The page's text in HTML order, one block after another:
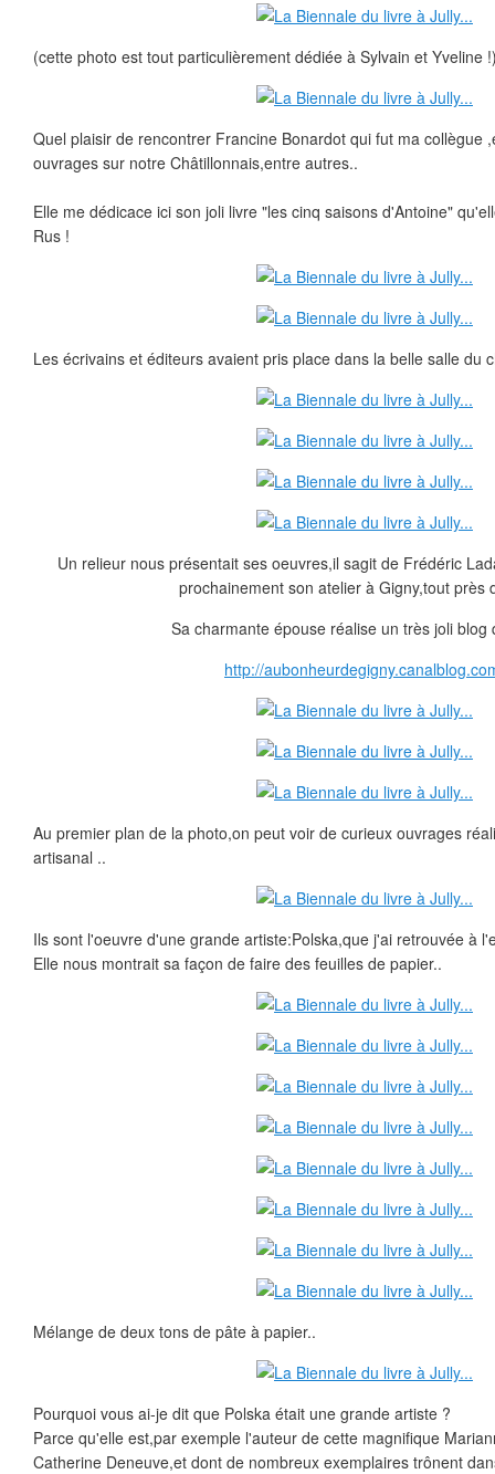
(cette photo est tout particulièrement dédiée à Sylvain et Yveline
Quel plaisir de rencontrer Francine Bonardot qui fut ma collègue
ouvrages sur notre Châtillonnais,entre autres..
Elle me dédicace ici son joli livre "les cinq saisons d'Antoine"
Rus !
Les écrivains et éditeurs avaient pris place dans la belle salle du
Un relieur nous présentait ses oeuvres,il sagit de Frédéric
prochainement son atelier à Gigny,tout près
Sa charmante épouse réalise un très joli blog
http://
Au premier plan de la photo,on peut voir de curieux ouvrages
artisanal ..
Ils sont l'oeuvre d'une grande artiste:Polska,que j'ai retrouvée à
Elle nous montrait sa façon de faire des feuilles de papier..
Mélange de deux tons de pâte à papier..
Pourquoi vous ai-je dit que Polska était une grande artiste ?
Parce qu'elle est,par exemple l'auteur de cette magnifique
Catherine Deneuve,et dont de nombreux exemplaires trônent